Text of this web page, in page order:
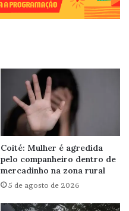
Coité: Mulher é agredida
pelo companheiro dentro de
mercadinho na zona rural
5 de agosto de 2026